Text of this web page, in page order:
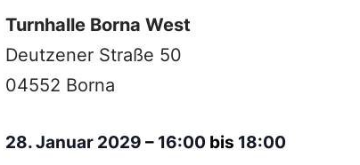
Turnhalle Borna West
Deutzener Straße 50
04552 Borna
28. Januar 2029 – 16:00 bis 18:00